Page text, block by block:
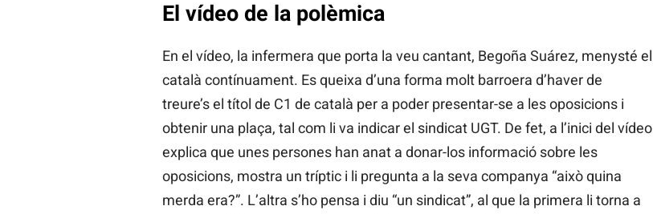
El vídeo de la polèmica
En el vídeo, la infermera que porta la veu cantant, Begoña Suárez, menysté el
català contínuament. Es queixa d’una forma molt barroera d’haver de
treure’s el títol de C1 de català per a poder presentar-se a les oposicions i
obtenir una plaça, tal com li va indicar el sindicat UGT. De fet, a l’inici del vídeo
explica que unes persones han anat a donar-los informació sobre les
oposicions, mostra un tríptic i li pregunta a la seva companya “això quina
merda era?”. L’altra s’ho pensa i diu “un sindicat”, al que la primera li torna a